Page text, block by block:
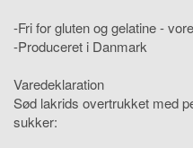
-Fri for gluten og gelatine -
-Produceret i Danmark
Varedeklaration
Sød lakrids overtrukket med
sukker: